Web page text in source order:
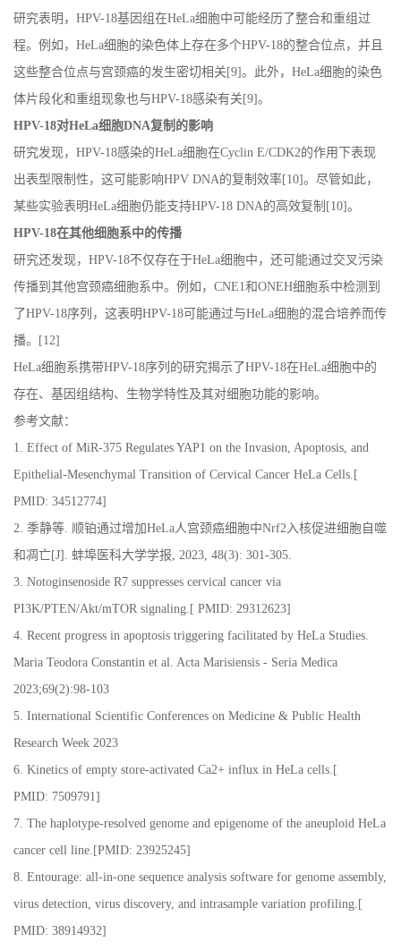
研究表明， HPV-18基因组在HeLa细胞中可能经历了整合和重组过
程。例如， HeLa细胞的染色体上存在多个HPV-18的整合位点，并且
这些整合位点与宫颈癌的发生密切相关 [9]。此外， HeLa细胞的染色
体片段化和重组现象也与HPV-18感染有关 [9]。
HPV-18对HeLa细胞DNA复制的影响
研究发现， HPV-18感染的HeLa细胞在Cyclin E/CDK2的作用下表现
出表型限制性，这可能影响HPV DNA的复制效率[10]。尽管如此，
某些实验表明HeLa细胞仍能支持HPV-18 DNA的高效复制 [10]。
HPV-18在其他细胞系中的传播
研究还发现， HPV-18不仅存在于HeLa细胞中，还可能通过交叉污染
传播到其他宫颈癌细胞系中。例如， CNE1和ONEH细胞系中检测到
了HPV-18序列，这表明HPV-18可能通过与HeLa细胞的混合培养而传
播。
[12]
HeLa细胞系携带HPV-18序列的研究揭示了HPV-18在HeLa细胞中的
存在、基因组结构、生物学特性及其对细胞功能的影响。
参考文献：
1. Effect of MiR-375 Regulates YAP1 on the Invasion, Apoptosis, and
Epithelial-Mesenchymal Transition of Cervical Cancer HeLa Cells.[
PMID: 34512774]
2. 季静等. 顺铂通过增加HeLa人宫颈癌细胞中Nrf2入核促进细胞自噬
和凋亡[J]. 蚌埠医科大学学报, 2023, 48(3): 301-305.
3. Notoginsenoside R7 suppresses cervical cancer via
PI3K/PTEN/Akt/mTOR signaling.[ PMID: 29312623]
4. Recent progress in apoptosis triggering facilitated by HeLa Studies.
Maria Teodora Constantin et al. Acta Marisiensis - Seria Medica
2023;69(2):98-103
5. International Scientific Conferences on Medicine & Public Health
Research Week 2023
6. Kinetics of empty store-activated Ca2+ influx in HeLa cells.[
PMID: 7509791]
7. The haplotype-resolved genome and epigenome of the aneuploid HeLa
cancer cell line. [PMID: 23925245]
8. Entourage: all-in-one sequence analysis software for genome assembly,
virus detection, virus discovery, and intrasample variation profiling.[
PMID: 38914932]